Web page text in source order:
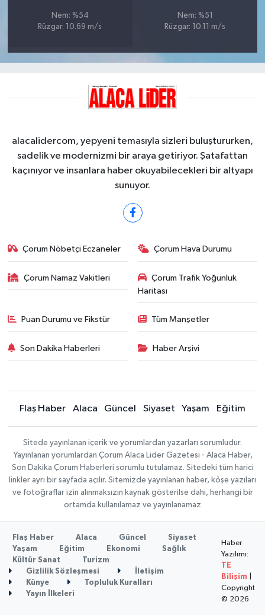
Nem: %54
Rüzgar: 10.69 m/s
Nem: %51
Rüzgar: 10.11 m/s
alacalidercom, yepyeni temasıyla sizleri buluştururken,
sadelik ve modernizmi bir araya getiriyor. Şatafattan
kaçınıyor ve insanlara haber okuyabilecekleri bir altyapı
sunuyor.
Çorum Nöbetçi Eczaneler Çorum Hava Durumu
Çorum Namaz Vakitleri
Çorum Trafik Yoğunluk
Haritası
Puan Durumu ve Fikstür Tüm Manşetler
Son Dakika Haberleri Haber Arşivi
Flaş Haber Alaca Güncel Siyaset Yaşam Eğitim
Sitede yayınlanan içerik ve yorumlardan yazarları sorumludur.
Yayınlanan yorumlardan Çorum Alaca Lider Gazetesi - Alaca Haber,
Son Dakika Çorum Haberleri sorumlu tutulamaz. Sitedeki tüm harici
linkler ayrı bir sayfada açılır. Sitemizde yayınlanan haber, köşe yazıları
ve fotoğraflar izin alınmaksızın kaynak gösterilse dahi, herhangi bir
ortamda kullanılamaz ve yayınlanamaz
Flaş Haber Alaca Güncel
Siyaset
Yaşam
Eğitim Ekonomi
Sağlık
Kültür Sanat
Turizm
Gizlilik Sözleşmesi
İletişim
Künye
Topluluk Kuralları
Yayın İlkeleri
Haber
Yazılımı:
TE
Bilişim
Copyright
© 2026